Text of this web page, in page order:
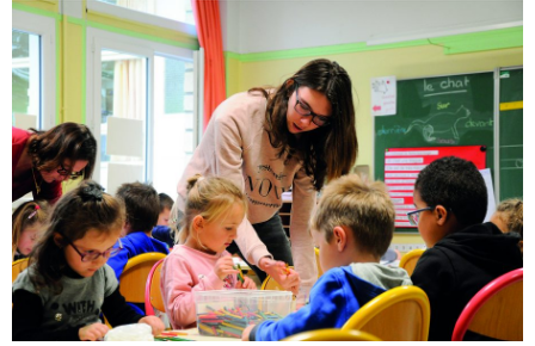
L’ALTERNANCE
CHEZ COVELEC, LE
COURANT PASSE BIEN
AVEC
L’APPRENTISSAGE
Fête de la Jeunesse
2025
La Fraternité St-Jean
vous invite à la Fête de
la Jeunesse